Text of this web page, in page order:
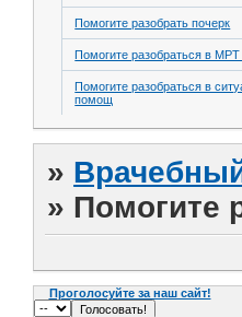
Помогите разобрать почерк
Помогите разобраться в МРТ
Помогите разобраться в
помощ
»
» Помогите
Проголосуйте за наш сайт!